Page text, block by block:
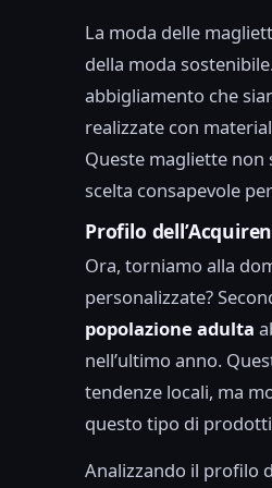
La moda delle
della moda
abbigliamento che
realizzate con
Queste magliette non
scelta consapevole
Profilo
Ora, torniamo alla
personalizzate?
popolazione adulta
nell’ultimo anno.
tendenze locali, ma
questo tipo di
Analizzando il profilo